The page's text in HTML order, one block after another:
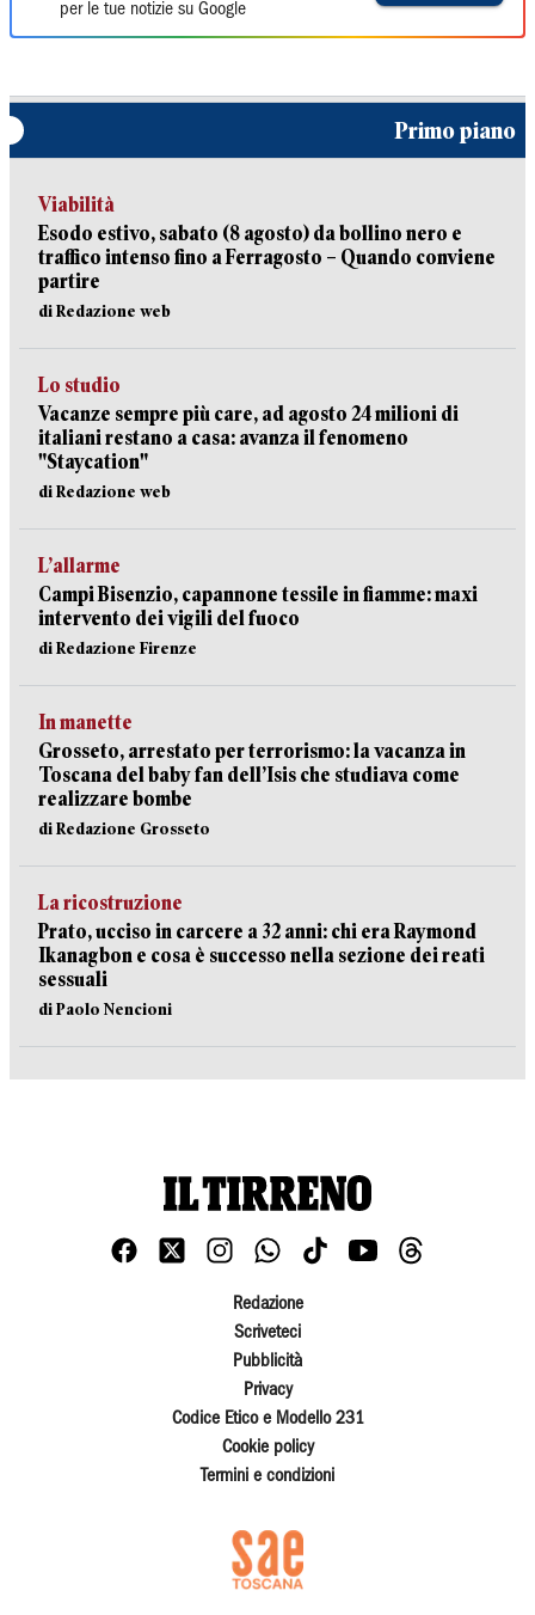
per le tue notizie su Google
Primo piano
Viabilità
Esodo estivo, sabato (8 agosto) da bollino nero e
traffico intenso fino a Ferragosto – Quando conviene
partire
di Redazione web
Lo studio
Vacanze sempre più care, ad agosto 24 milioni di
italiani restano a casa: avanza il fenomeno
"Staycation"
di Redazione web
L’allarme
Campi Bisenzio, capannone tessile in fiamme: maxi
intervento dei vigili del fuoco
di Redazione Firenze
In manette
Grosseto, arrestato per terrorismo: la vacanza in
Toscana del baby fan dell’Isis che studiava come
realizzare bombe
di Redazione Grosseto
La ricostruzione
Prato, ucciso in carcere a 32 anni: chi era Raymond
Ikanagbon e cosa è successo nella sezione dei reati
sessuali
di Paolo Nencioni
Redazione
Scriveteci
Pubblicità
Privacy
Codice Etico e Modello 231
Cookie policy
Termini e condizioni